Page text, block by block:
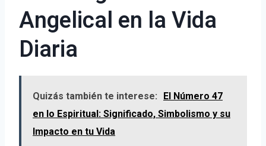
Angelical en la Vida
Diaria
Quizás también te interese:
El Número 47
en lo Espiritual: Significado, Simbolismo y su
Impacto en tu Vida